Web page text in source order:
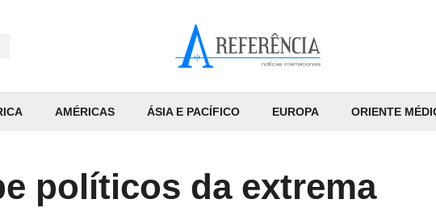
AMÉRICAS ÁSIA E PACÍFICO EUROPA ORIENTE
políticos da extrema